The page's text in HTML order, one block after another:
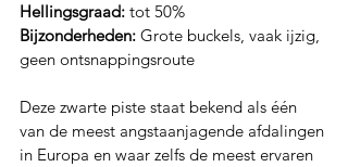
Hellingsgraad: tot 50%
Bijzonderheden: Grote buckels, vaak ijzig,
geen ontsnappingsroute
Deze zwarte piste staat bekend als één
van de meest angstaanjagende afdalingen
in Europa en waar zelfs de meest ervaren